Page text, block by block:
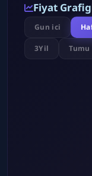
Fiyat
Gun ici
3Yil Tumu